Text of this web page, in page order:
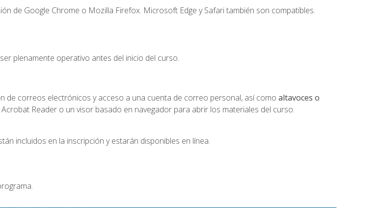
de Google Chrome o Mozilla Firefox. Microsoft Edge y Safari también son compatibles.
plenamente operativo antes del inicio del curso.
de correos electrónicos y acceso a una cuenta de correo personal, así como altavoces o
Reader o un visor basado en navegador para abrir los materiales del curso.
incluidos en la inscripción y estarán disponibles en línea.